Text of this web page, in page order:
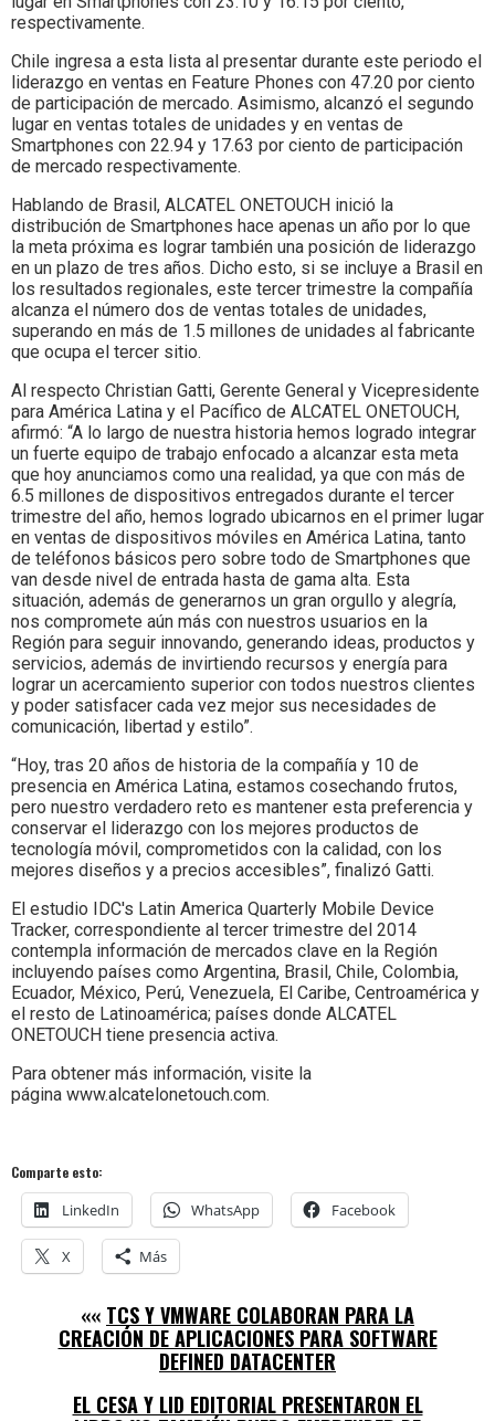
respectivamente.
Chile ingresa a esta lista al presentar durante este periodo el
liderazgo en ventas en Feature Phones con 47.20 por ciento
de participación de mercado. Asimismo, alcanzó el segundo
lugar en ventas totales de unidades y en ventas de
Smartphones con 22.94 y 17.63 por ciento de participación
de mercado respectivamente.
Hablando de Brasil, ALCATEL ONETOUCH inició la
distribución de Smartphones hace apenas un año por lo que
la meta próxima es lograr también una posición de liderazgo
en un plazo de tres años. Dicho esto, si se incluye a Brasil en
los resultados regionales, este tercer trimestre la compañía
alcanza el número dos de ventas totales de unidades,
superando en más de 1.5 millones de unidades al fabricante
que ocupa el tercer sitio.
Al respecto Christian Gatti, Gerente General y Vicepresidente
para América Latina y el Pacífico de ALCATEL ONETOUCH,
afirmó: “A lo largo de nuestra historia hemos logrado integrar
un fuerte equipo de trabajo enfocado a alcanzar esta meta
que hoy anunciamos como una realidad, ya que con más de
6.5 millones de dispositivos entregados durante el tercer
trimestre del año, hemos logrado ubicarnos en el primer lugar
en ventas de dispositivos móviles en América Latina, tanto
de teléfonos básicos pero sobre todo de Smartphones que
van desde nivel de entrada hasta de gama alta. Esta
situación, además de generarnos un gran orgullo y alegría,
nos compromete aún más con nuestros usuarios en la
Región para seguir innovando, generando ideas, productos y
servicios, además de invirtiendo recursos y energía para
lograr un acercamiento superior con todos nuestros clientes
y poder satisfacer cada vez mejor sus necesidades de
comunicación, libertad y estilo”.
“Hoy, tras 20 años de historia de la compañía y 10 de
presencia en América Latina, estamos cosechando frutos,
pero nuestro verdadero reto es mantener esta preferencia y
conservar el liderazgo con los mejores productos de
tecnología móvil, comprometidos con la calidad, con los
mejores diseños y a precios accesibles”, finalizó Gatti.
El estudio IDC's Latin America Quarterly Mobile Device
Tracker, correspondiente al tercer trimestre del 2014
contempla información de mercados clave en la Región
incluyendo países como Argentina, Brasil, Chile, Colombia,
Ecuador, México, Perú, Venezuela, El Caribe, Centroamérica y
el resto de Latinoamérica; países donde ALCATEL
ONETOUCH tiene presencia activa.
Para obtener más información, visite la
página www.alcatelonetouch.com.
Comparte esto:
LinkedIn WhatsApp Facebook
X Más
«« TCS Y VMWARE COLABORAN PARA LA
CREACIÓN DE APLICACIONES PARA SOFTWARE
DEFINED DATACENTER
EL CESA Y LID EDITORIAL PRESENTARON EL